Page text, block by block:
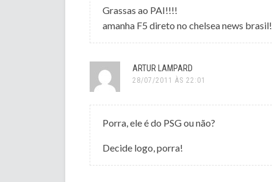
Grassas ao PAI!!!!
amanha F5 direto no chelsea news brasil!
ARTUR LAMPARD
28/07/2011 ÀS 22:01
Porra, ele é do PSG ou não?
Decide logo, porra!